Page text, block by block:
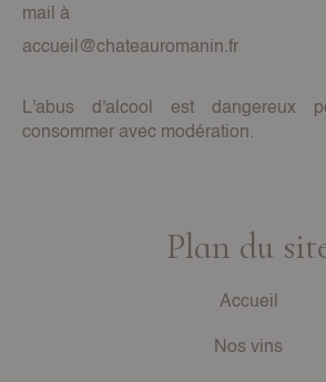
mail à
accueil@chateauromanin.fr
L'abus d'alcool est dangereux
consommer avec modération.
Plan du
Accueil
Nos vins